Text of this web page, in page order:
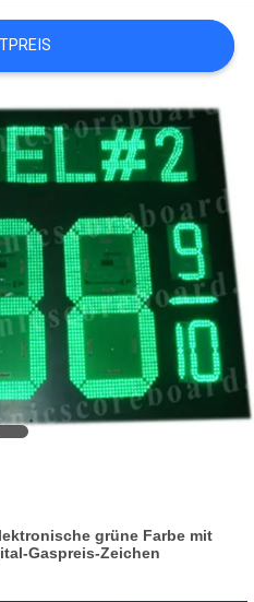
grüne Farbe mit
Gaspreis-Zeichen